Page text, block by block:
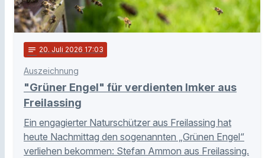
notes 20. Juli 2026 17:03
Auszeichnung
"Grüner Engel" für verdienten Imker aus
Freilassing
Ein engagierter Naturschützer aus Freilassing hat
heute Nachmittag den sogenannten „Grünen Engel“
verliehen bekommen: Stefan Ammon aus Freilassing.